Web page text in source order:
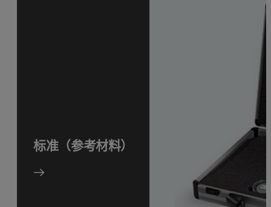
标准（参考材料）